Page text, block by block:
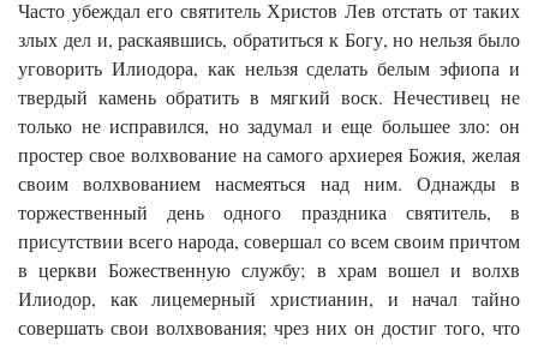
Часто убеждал его святитель Христов Лев отстать от таких
злых дел и, раскаявшись, обратиться к Богу, но нельзя было
уговорить Илиодора, как нельзя сделать белым эфиопа и
твердый камень обратить в мягкий воск. Нечестивец не
только не исправился, но задумал и еще большее зло: он
простер свое волхвование на самого архиерея Божия, желая
своим волхвованием насмеяться над ним. Однажды в
торжественный день одного праздника святитель, в
присутствии всего народа, совершал со всем своим причтом
в церкви Боже­ственную службу; в храм вошел и волхв
Илиодор, как лицемерный христианин, и начал тайно
совершать свои волхвования; чрез них он достиг того, что